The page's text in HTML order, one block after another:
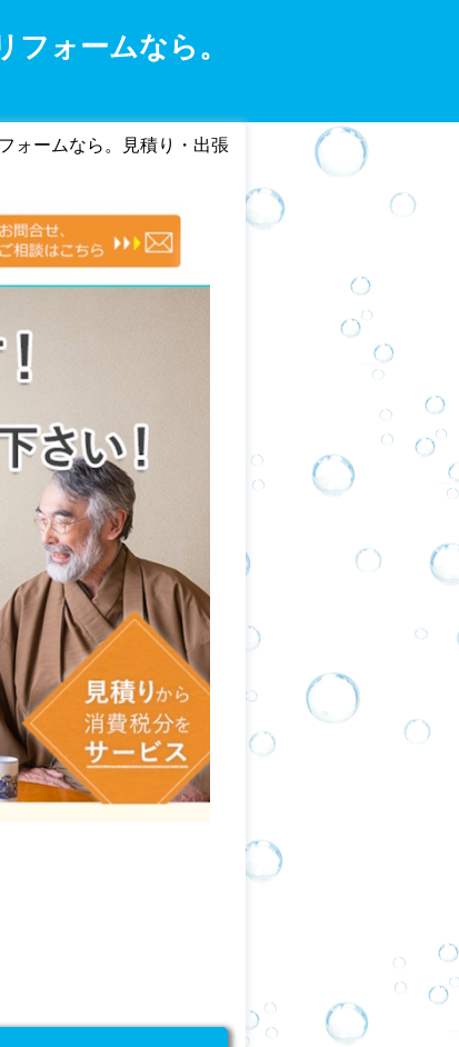
フォームなら。
ォームなら。見積り・出張